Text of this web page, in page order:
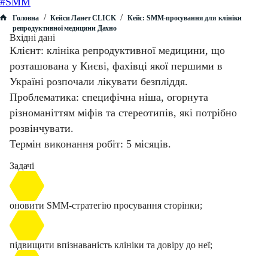
Головна / Кейси Ланет CLICK / Кейс: SMM-просування для клініки
репродуктивної медицини Дахно
Вхідні дані
Клієнт: клініка репродуктивної медицини, що
розташована у Києві, фахівці якої першими в
Україні розпочали лікувати безпліддя.
Проблематика: специфічна ніша, огорнута
різноманіттям міфів та стереотипів, які потрібно
розвінчувати.
Термін виконання робіт: 5 місяців.
Задачі
оновити SMM-стратегію просування сторінки;
підвищити впізнаваність клініки та довіру до неї;